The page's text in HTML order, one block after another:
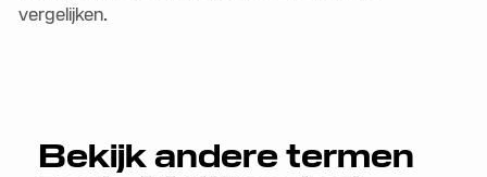
vergelijken.
Bekijk andere termen